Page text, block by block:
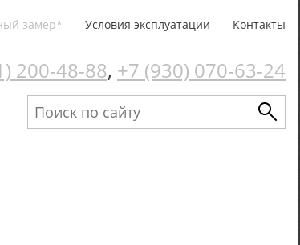
200-48-88, +7 (930) 070-63-24
замер* Условия эксплуатации Контакты